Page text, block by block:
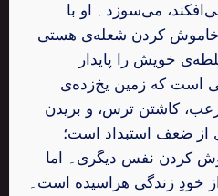
می‌سوزد۔ او با
خاموش کردن شعله‌ی هستی
خویش را پایدار
است که زمین یخ‌زده‌ی
کاشتن ترس، و بریدن
از ضعف استبداد است؛
کردن نفس دیگری۔ اما
خودِ زندگی هراسیده است۔